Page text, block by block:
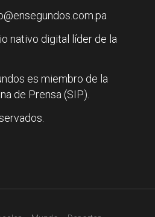
nativo digital líder de la
es miembro de la
de Prensa (SIP).